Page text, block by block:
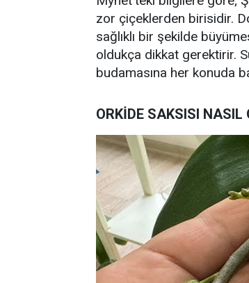
zor çiçeklerden birisidir.
sağlıklı bir şekilde
oldukça dikkat gerektirir.
budamasına her konuda
ORKİDE SAKSISI NASIL